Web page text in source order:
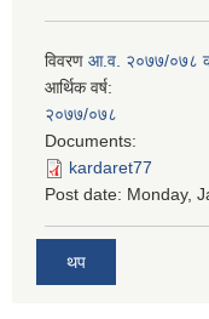
विवरण आ.व. २०७७/०७८
आर्थिक वर्ष:
२०७७/०७८
Documents:
kardaret77
Post date: Monday,
थप